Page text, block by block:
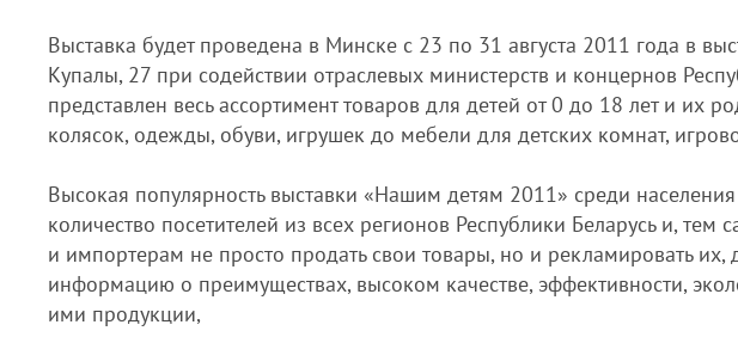
Выставка будет проведена в Минске с 23 по 31 августа 2011 года в
Купалы, 27 при содействии отраслевых министерств и концернов
представлен весь ассортимент товаров для детей от 0 до 18 лет и их
колясок, одежды, обуви, игрушек до мебели для детских комнат,
Высокая популярность выставки «Нашим детям 2011» среди
количество посетителей из всех регионов Республики Беларусь и,
и импортерам не просто продать свои товары, но и рекламировать их,
информацию о преимуществах, высоком качестве, эффективности,
ими продукции,